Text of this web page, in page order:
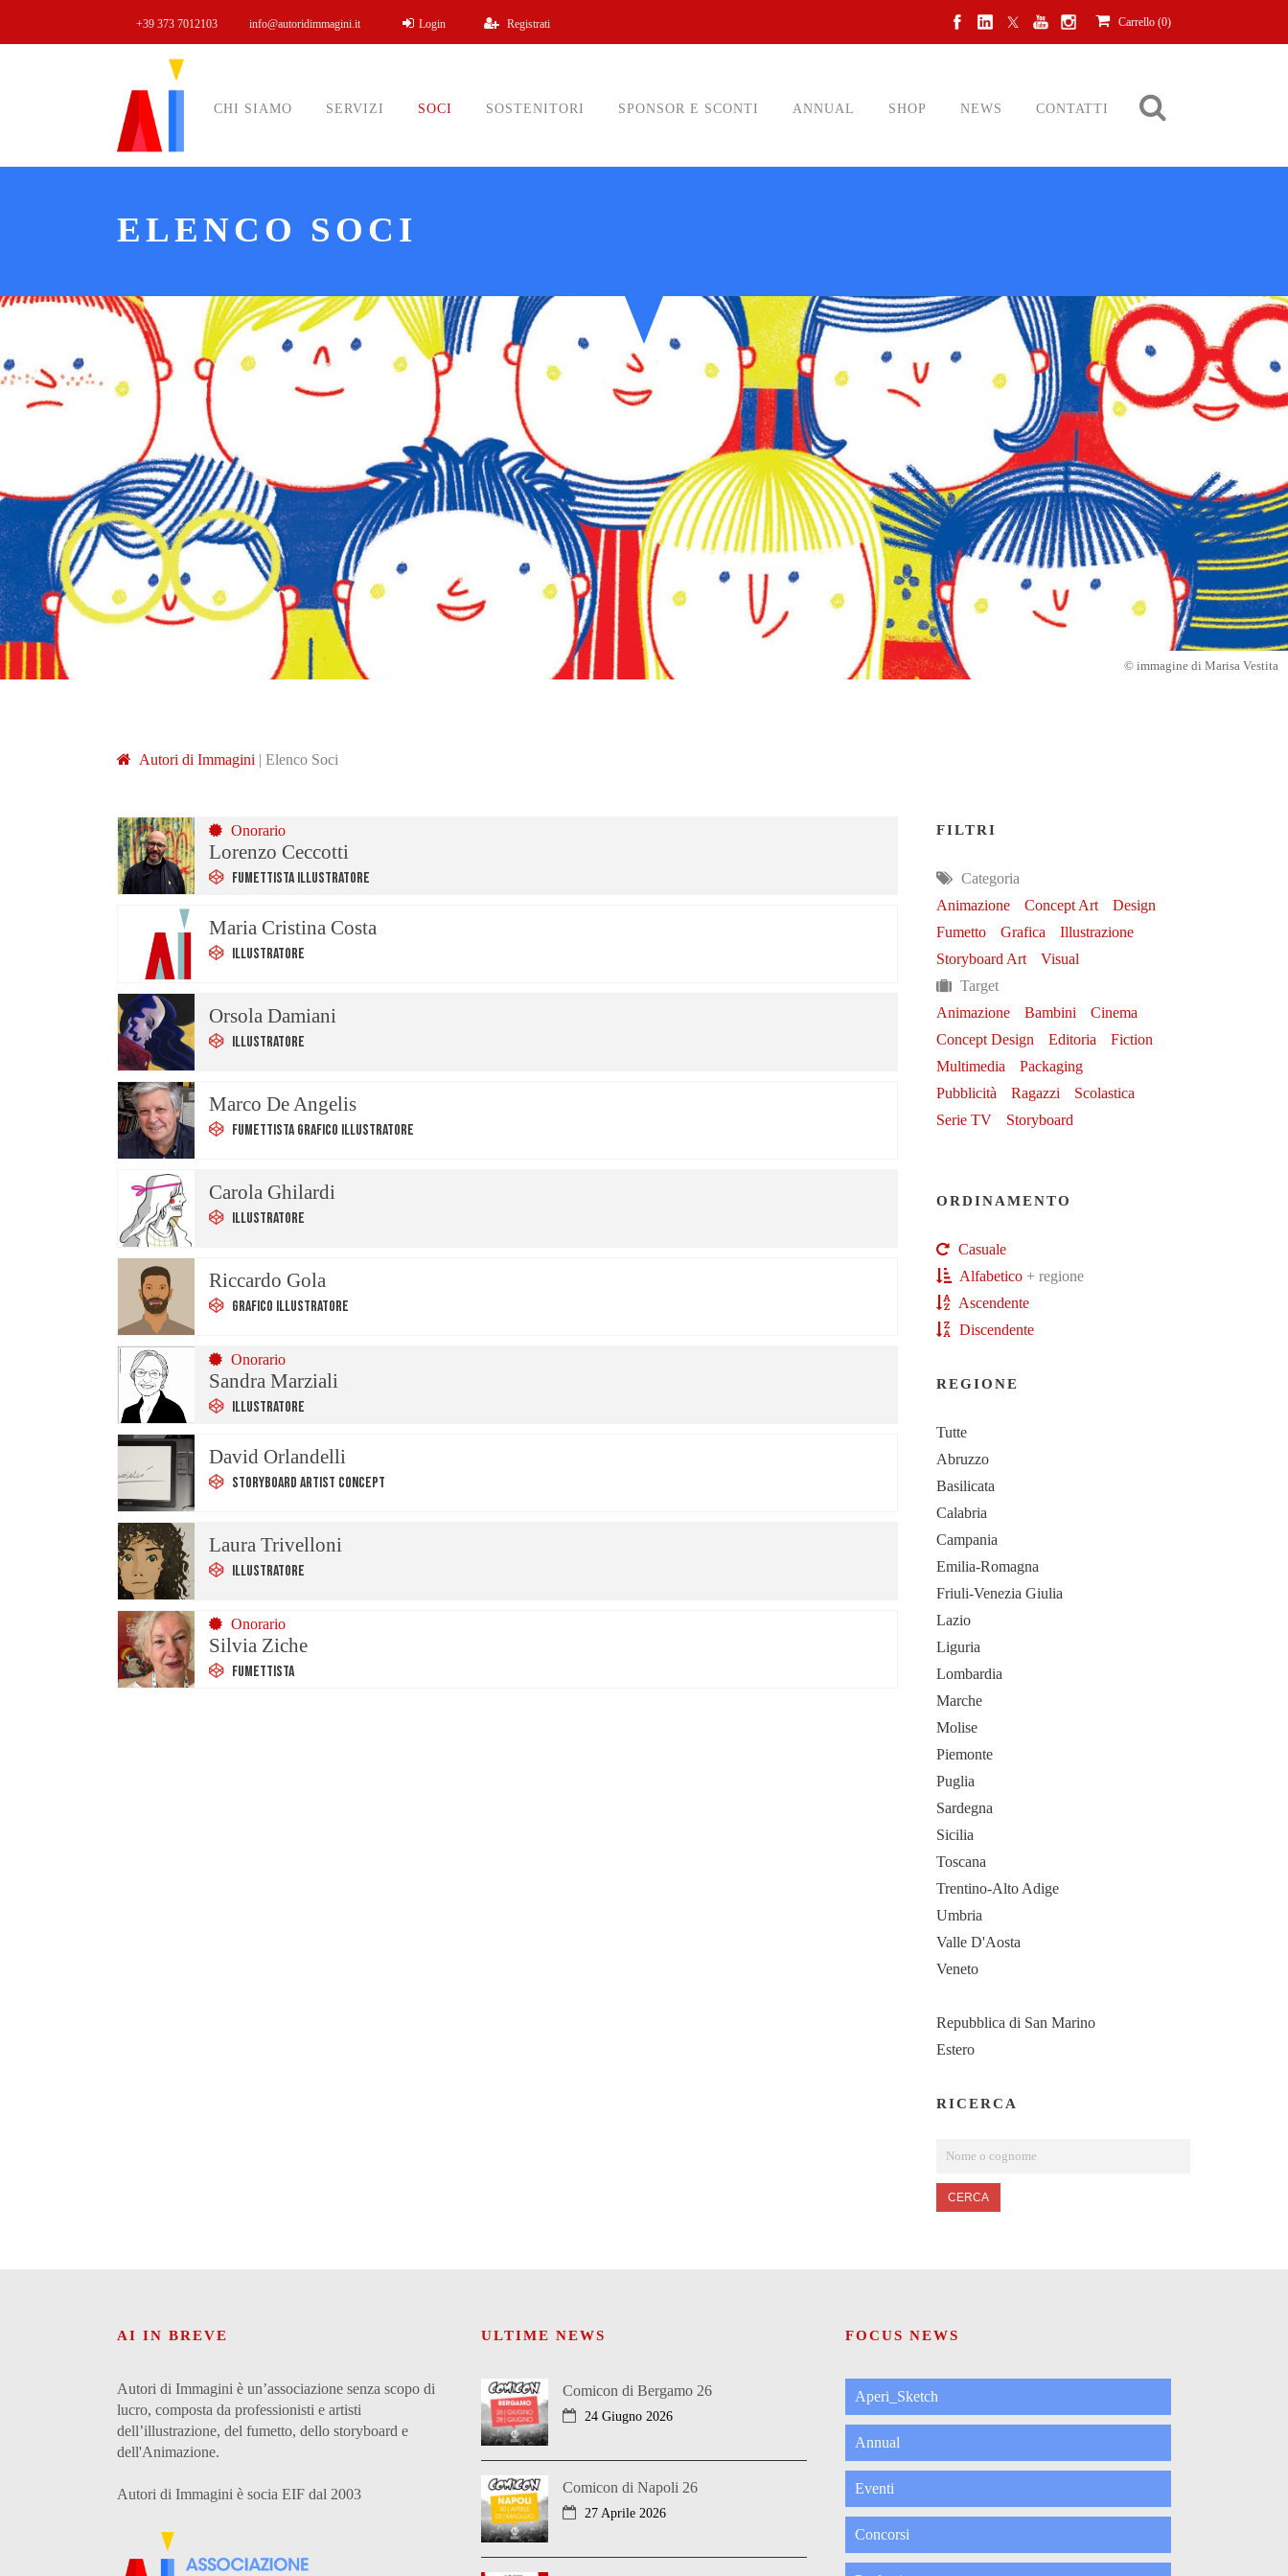
+39 373 7012103 info@autoridimmagini.it Login Registrati Carrello (0)
CHI SIAMO SERVIZI SOCI SOSTENITORI SPONSOR E SCONTI ANNUAL SHOP NEWS CONTATTI
ELENCO SOCI
© immagine di Marisa Vestita
Autori di Immagini | Elenco Soci
Onorario
Lorenzo Ceccotti
Fumettista Illustratore
Maria Cristina Costa
Illustratore
Orsola Damiani
Illustratore
Marco De Angelis
Fumettista Grafico Illustratore
Carola Ghilardi
Illustratore
Riccardo Gola
Grafico Illustratore
Onorario
Sandra Marziali
Illustratore
David Orlandelli
Storyboard Artist Concept
Laura Trivelloni
Illustratore
Onorario
Silvia Ziche
Fumettista
FILTRI
Categoria
Animazione
Concept Art
Design
Fumetto
Grafica
Illustrazione
Storyboard Art
Visual
Target
Animazione
Bambini
Cinema
Concept Design
Editoria
Fiction
Multimedia
Packaging
Pubblicità
Ragazzi
Scolastica
Serie TV
Storyboard
ORDINAMENTO
Casuale
Alfabetico + regione
Ascendente
Discendente
REGIONE
Tutte
Abruzzo
Basilicata
Calabria
Campania
Emilia-Romagna
Friuli-Venezia Giulia
Lazio
Liguria
Lombardia
Marche
Molise
Piemonte
Puglia
Sardegna
Sicilia
Toscana
Trentino-Alto Adige
Umbria
Valle D'Aosta
Veneto
Repubblica di San Marino
Estero
RICERCA
CERCA
AI IN BREVE
Autori di Immagini è un’associazione senza scopo di
lucro, composta da professionisti e artisti
dell’illustrazione, del fumetto, dello storyboard e
dell'Animazione.
Autori di Immagini è socia EIF dal 2003
ULTIME NEWS
Comicon di Bergamo 26
24 Giugno 2026
Comicon di Napoli 26
27 Aprile 2026
FOCUS NEWS
Aperi_Sketch
Annual
Eventi
Concorsi